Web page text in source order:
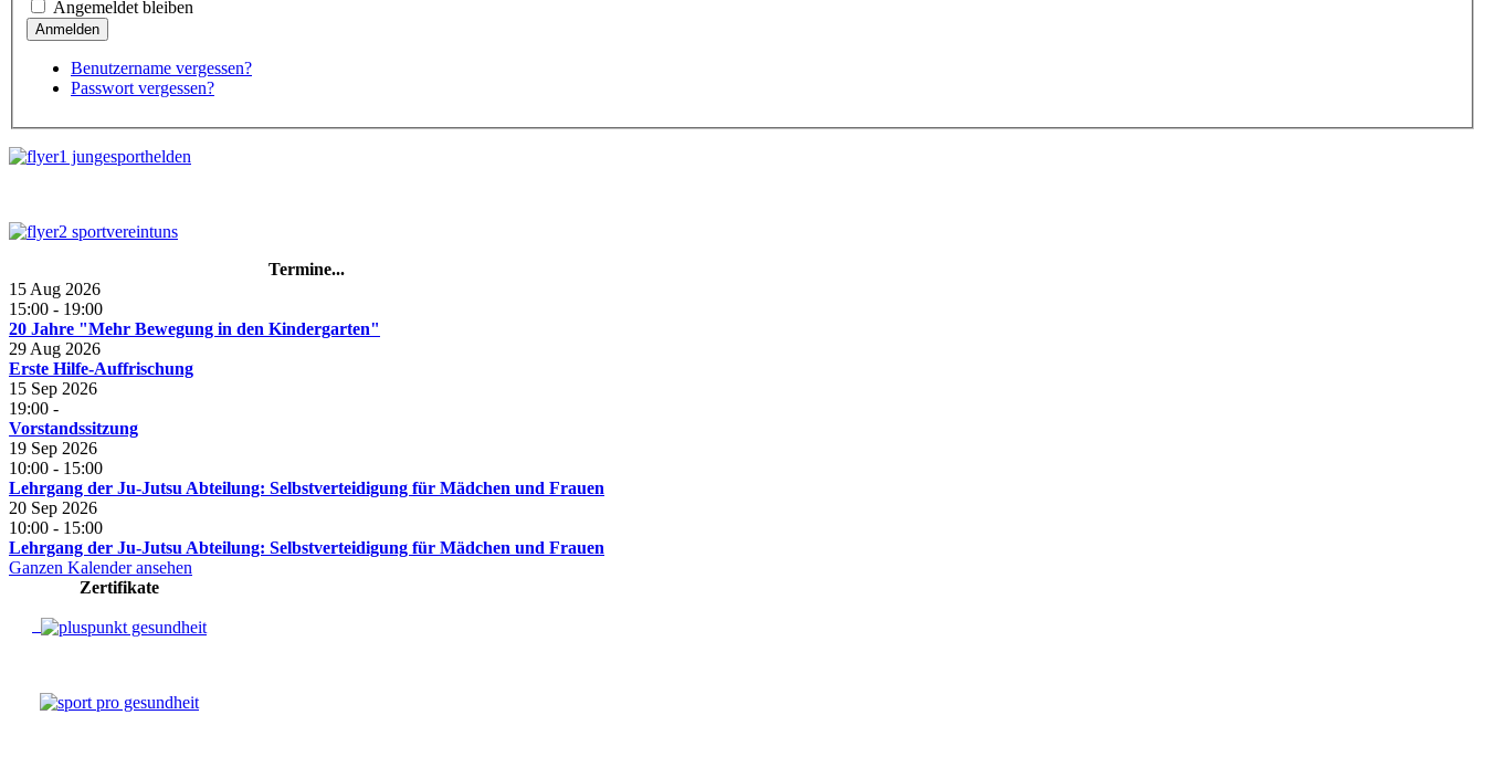
Angemeldet bleiben
Benutzername vergessen?
Passwort vergessen?
Termine...
15 Aug 2026
15:00 - 19:00
20 Jahre "Mehr Bewegung in den Kindergarten"
29 Aug 2026
Erste Hilfe-Auffrischung
15 Sep 2026
19:00 -
Vorstandssitzung
19 Sep 2026
10:00 - 15:00
Lehrgang der Ju-Jutsu Abteilung: Selbstverteidigung für Mädchen und Frauen
20 Sep 2026
10:00 - 15:00
Lehrgang der Ju-Jutsu Abteilung: Selbstverteidigung für Mädchen und Frauen
Ganzen Kalender ansehen
Zertifikate